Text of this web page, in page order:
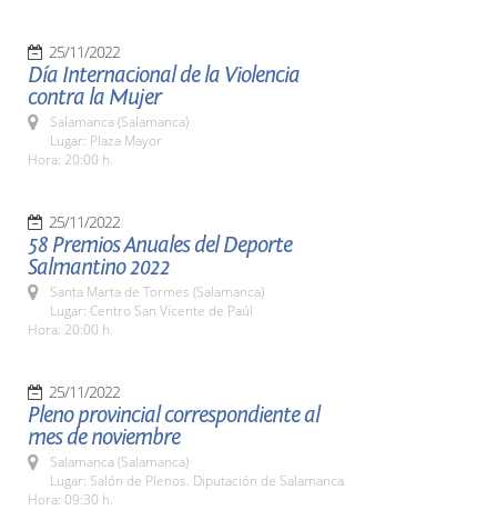
25/11/2022
Día Internacional de la Violencia
contra la Mujer
Salamanca (Salamanca)
Lugar: Plaza Mayor
Hora: 20:00 h.
25/11/2022
58 Premios Anuales del Deporte
Salmantino 2022
Santa Marta de Tormes (Salamanca)
Lugar: Centro San Vicente de Paúl
Hora: 20:00 h.
25/11/2022
Pleno provincial correspondiente al
mes de noviembre
Salamanca (Salamanca)
Lugar: Salón de Plenos. Diputación de Salamanca
Hora: 09:30 h.